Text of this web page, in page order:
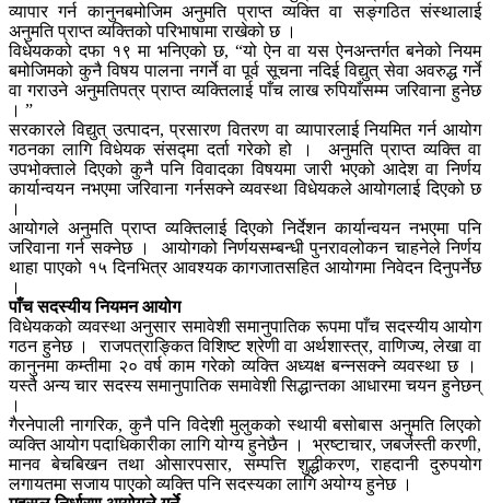
व्यापार गर्न कानुनबमोजिम अनुमति प्राप्त व्यक्ति वा सङ्गठित संस्थालाई
अनुमति प्राप्त व्यक्तिको परिभाषामा राखेको छ ।
विधेयकको दफा १९ मा भनिएको छ, “यो ऐन वा यस ऐनअन्तर्गत बनेको नियम
बमोजिमको कुनै विषय पालना नगर्ने वा पूर्व सूचना नदिई विद्युत् सेवा अवरुद्ध गर्ने
वा गराउने अनुमतिपत्र प्राप्त व्यक्तिलाई पाँच लाख रुपियाँसम्म जरिवाना हुनेछ
। ”
सरकारले विद्युत् उत्पादन, प्रसारण वितरण वा व्यापारलाई नियमित गर्न आयोग
गठनका लागि विधेयक संसद्मा दर्ता गरेको हो । अनुमति प्राप्त व्यक्ति वा
उपभोक्ताले दिएको कुनै पनि विवादका विषयमा जारी भएको आदेश वा निर्णय
कार्यान्वयन नभएमा जरिवाना गर्नसक्ने व्यवस्था विधेयकले आयोगलाई दिएको छ
।
आयोगले अनुमति प्राप्त व्यक्तिलाई दिएको निर्देशन कार्यान्वयन नभएमा पनि
जरिवाना गर्न सक्नेछ । आयोगको निर्णयसम्बन्धी पुनरावलोकन चाहनेले निर्णय
थाहा पाएको १५ दिनभित्र आवश्यक कागजातसहित आयोगमा निवेदन दिनुपर्नेछ
।
पाँच सदस्यीय नियमन आयोग
विधेयकको व्यवस्था अनुसार समावेशी समानुपातिक रूपमा पाँच सदस्यीय आयोग
गठन हुनेछ । राजपत्राङ्कित विशिष्ट श्रेणी वा अर्थशास्त्र, वाणिज्य, लेखा वा
कानुनमा कम्तीमा २० वर्ष काम गरेको व्यक्ति अध्यक्ष बन्नसक्ने व्यवस्था छ ।
यस्तै अन्य चार सदस्य समानुपातिक समावेशी सिद्धान्तका आधारमा चयन हुनेछन्
।
गैरनेपाली नागरिक, कुनै पनि विदेशी मुलुकको स्थायी बसोबास अनुमति लिएको
व्यक्ति आयोग पदाधिकारीका लागि योग्य हुनेछैन । भ्रष्टाचार, जबर्जस्ती करणी,
मानव बेचबिखन तथा ओसारपसार, सम्पत्ति शुद्धीकरण, राहदानी दुरुपयोग
लगायतमा सजाय पाएको व्यक्ति पनि सदस्यका लागि अयोग्य हुनेछ ।